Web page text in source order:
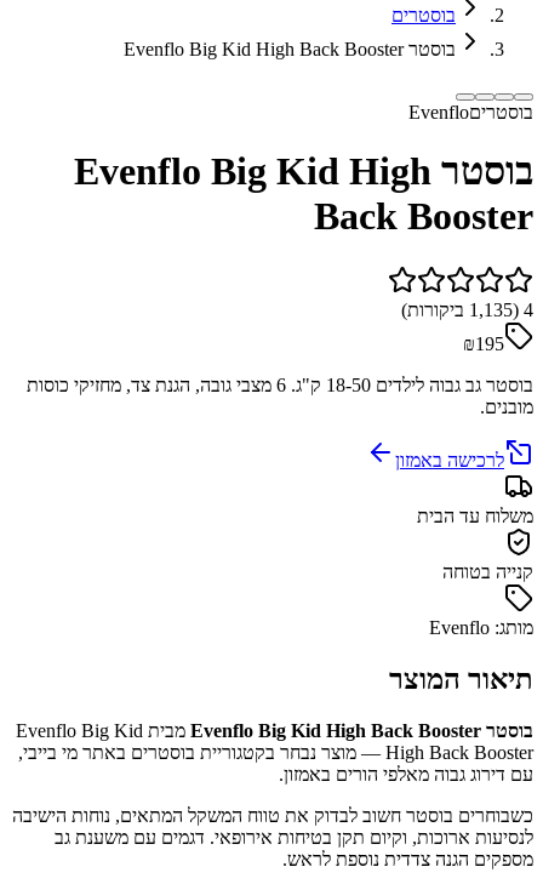
בוסטרים
בוסטר Evenflo Big Kid High Back Booster
בוסטריםEvenflo
בוסטר Evenflo Big Kid High
Back Booster
4
(
1,135 ביקורות)
₪195
בוסטר גב גבוה לילדים 18-50 ק"ג. 6 מצבי גובה, הגנת צד, מחזיקי כוסות
מובנים.
לרכישה באמזון
משלוח עד הבית
קנייה בטוחה
מותג: Evenflo
תיאור המוצר
בוסטר Evenflo Big Kid High Back Booster
מבית Evenflo Big Kid
High Back Booster — מוצר נבחר בקטגוריית בוסטרים באתר מי בייבי,
עם דירוג גבוה מאלפי הורים באמזון.
כשבוחרים בוסטר חשוב לבדוק את טווח המשקל המתאים, נוחות הישיבה
לנסיעות ארוכות, וקיום תקן בטיחות אירופאי. דגמים עם משענת גב
מספקים הגנה צדדית נוספת לראש.